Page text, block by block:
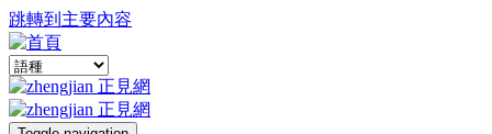
跳轉到主要內容